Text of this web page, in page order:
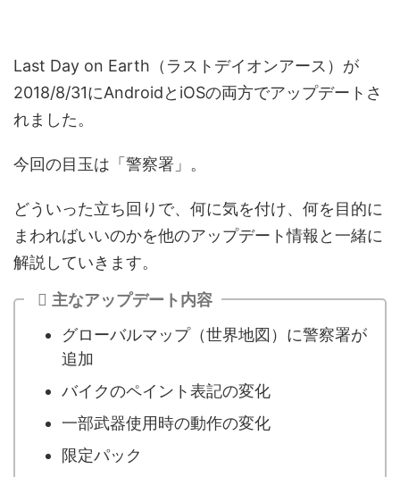
Last Day on Earth（ラストデイオンアース）が
2018/8/31にAndroidとiOSの両方でアップデートさ
れました。
今回の目玉は「警察署」。
どういった立ち回りで、何に気を付け、何を目的に
まわればいいのかを他のアップデート情報と一緒に
解説していきます。
主なアップデート内容
グローバルマップ（世界地図）に警察署が
追加
バイクのペイント表記の変化
一部武器使用時の動作の変化
限定パック